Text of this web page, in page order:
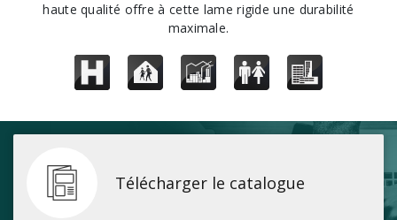
haute qualité offre à cette lame rigide une durabilité
maximale.
Télécharger le catalogue